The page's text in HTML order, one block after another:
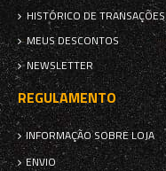
HISTÓRICO DE TRANSAÇÕES
MEUS DESCONTOS
NEWSLETTER
REGULAMENTO
INFORMAÇÃO SOBRE LOJA
ENVIO